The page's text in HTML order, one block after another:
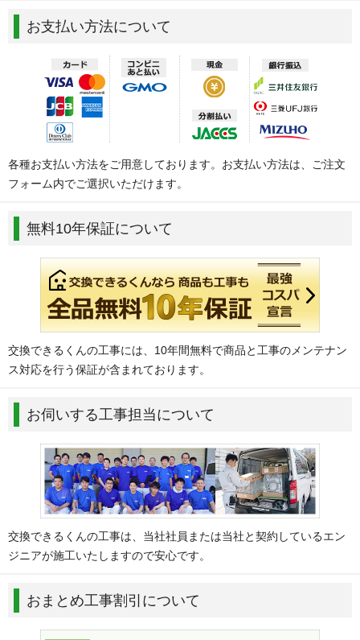
お支払い方法について
各種お支払い方法をご用意しております。お支払い方法は、ご注文
フォーム内でご選択いただけます。
無料10年保証について
交換できるくんの工事には、10年間無料で商品と工事のメンテナン
ス対応を行う保証が含まれております。
お伺いする工事担当について
交換できるくんの工事は、当社社員または当社と契約しているエン
ジニアが施工いたしますので安心です。
おまとめ工事割引について